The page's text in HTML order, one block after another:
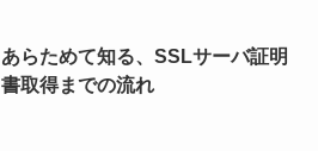
あらためて知る、SSLサーバ証明
書取得までの流れ